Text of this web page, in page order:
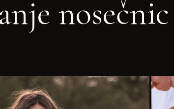
nosečnic